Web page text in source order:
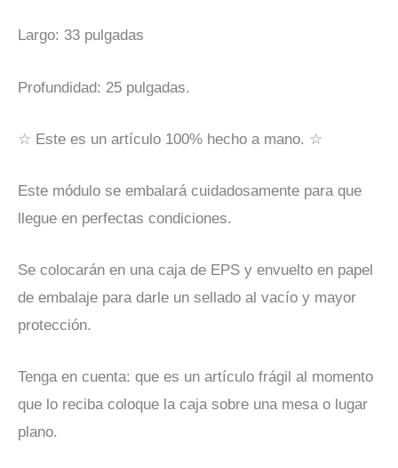
Largo: 33 pulgadas
Profundidad: 25 pulgadas.
☆ Este es un artículo 100% hecho a mano. ☆
Este módulo se embalará cuidadosamente para que
llegue en perfectas condiciones.
Se colocarán en una caja de EPS y envuelto en papel
de embalaje para darle un sellado al vacío y mayor
protección.
Tenga en cuenta: que es un artículo frágil al momento
que lo reciba coloque la caja sobre una mesa o lugar
plano.